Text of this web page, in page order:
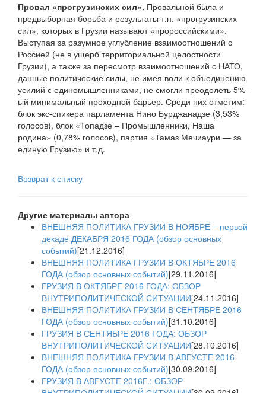
Провал «прогрузинских сил». Провальной была и
предвыборная борьба и результаты т.н. «прогрузинских
сил», которых в Грузии называют «пророссийскими».
Выступая за разумное углубление взаимоотношений с
Россией (не в ущерб территориальной целостности
Грузии), а также за пересмотр взаимоотношений с НАТО,
данные политические силы, не имея воли к объединению
усилий с единомышленниками, не смогли преодолеть 5%-
ый минимальный проходной барьер. Среди них отметим:
блок экс-спикера парламента Нино Бурджанадзе (3,53%
голосов), блок «Топадзе – Промышленники, Наша
родина» (0,78% голосов), партия «Тамаз Мечиаури — за
единую Грузию» и т.д.
Возврат к списку
Другие материалы автора
ВНЕШНЯЯ ПОЛИТИКА ГРУЗИИ В НОЯБРЕ – первой
декаде ДЕКАБРЯ 2016 ГОДА (обзор основных
событий)[21.12.2016]
ВНЕШНЯЯ ПОЛИТИКА ГРУЗИИ В ОКТЯБРЕ 2016
ГОДА (обзор основных событий)[29.11.2016]
ГРУЗИЯ В ОКТЯБРЕ 2016 ГОДА: ОБЗОР
ВНУТРИПОЛИТИЧЕСКОЙ СИТУАЦИИ[24.11.2016]
ВНЕШНЯЯ ПОЛИТИКА ГРУЗИИ В СЕНТЯБРЕ 2016
ГОДА (обзор основных событий)[31.10.2016]
ГРУЗИЯ В СЕНТЯБРЕ 2016 ГОДА: ОБЗОР
ВНУТРИПОЛИТИЧЕСКОЙ СИТУАЦИИ[28.10.2016]
ВНЕШНЯЯ ПОЛИТИКА ГРУЗИИ В АВГУСТЕ 2016
ГОДА (обзор основных событий)[30.09.2016]
ГРУЗИЯ В АВГУСТЕ 2016Г.: ОБЗОР